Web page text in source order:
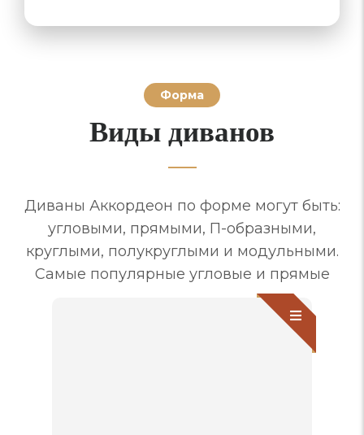
Форма
Виды диванов
Диваны Аккордеон по форме могут быть:
угловыми, прямыми, П-образными,
круглыми, полукруглыми и модульными.
Самые популярные угловые и прямые